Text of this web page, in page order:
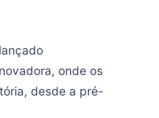
onde os
desde a pré-